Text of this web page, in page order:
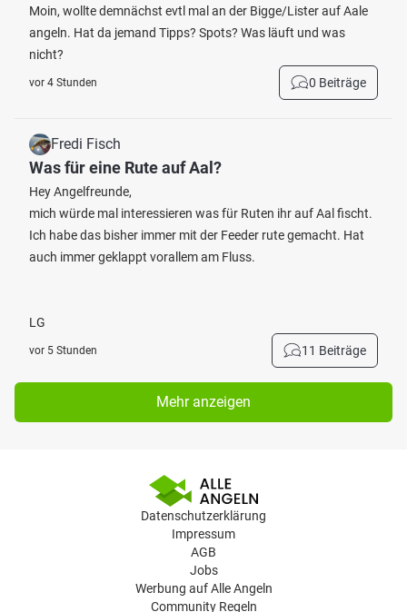
Moin, wollte demnächst evtl mal an der Bigge/Lister auf Aale
angeln. Hat da jemand Tipps? Spots? Was läuft und was
nicht?
vor 4 Stunden 0 Beiträge
Fredi Fisch
Was für eine Rute auf Aal?
Hey Angelfreunde,
mich würde mal interessieren was für Ruten ihr auf Aal fischt.
Ich habe das bisher immer mit der Feeder rute gemacht. Hat
auch immer geklappt vorallem am Fluss.
LG
vor 5 Stunden 11 Beiträge
Mehr anzeigen
Datenschutzerklärung
Impressum
AGB
Jobs
Werbung auf Alle Angeln
Community Regeln